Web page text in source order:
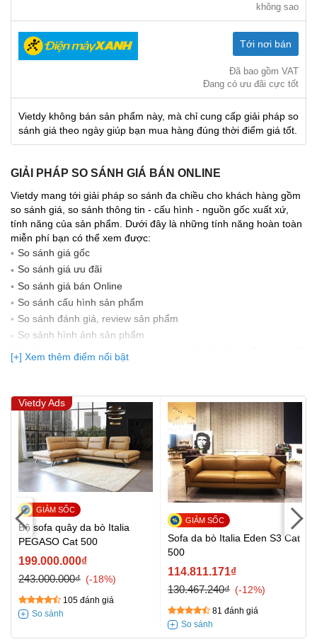
không sao
Tới nơi bán
Đã bao gồm VAT
Đang có ưu đãi cực tốt
Vietdy không bán sản phẩm này, mà chỉ cung cấp giải pháp so
sánh giá theo ngày giúp bạn mua hàng đúng thời điểm giá tốt.
GIẢI PHÁP SO SÁNH GIÁ BÁN ONLINE
Vietdy mang tới giải pháp so sánh đa chiều cho khách hàng gồm
so sánh giá, so sánh thông tin - cấu hình - nguồn gốc xuất xứ,
tính năng của sản phẩm. Dưới đây là những tính năng hoàn toàn
miễn phí bạn có thể xem được:
So sánh giá gốc
So sánh giá ưu đãi
So sánh giá bán Online
So sánh cấu hình sản phẩm
So sánh đánh giá, review sản phẩm
So sảnh hình ảnh sản phẩm
(Bạn đang được xem so sánh giá, xem giá biến động Realtime 10
lần cập nhật gần nhất)
[+] Xem thêm điểm nổi bật
Vietdy Ads
Bộ sofa quây da bò Italia
PEGASO Cat 500
199.000.000₫
243.000.000₫
-18%
105 đánh giá
Sofa da bò Italia Eden S3 Cat
500
114.811.171₫
130.467.240₫
-12%
81 đánh giá